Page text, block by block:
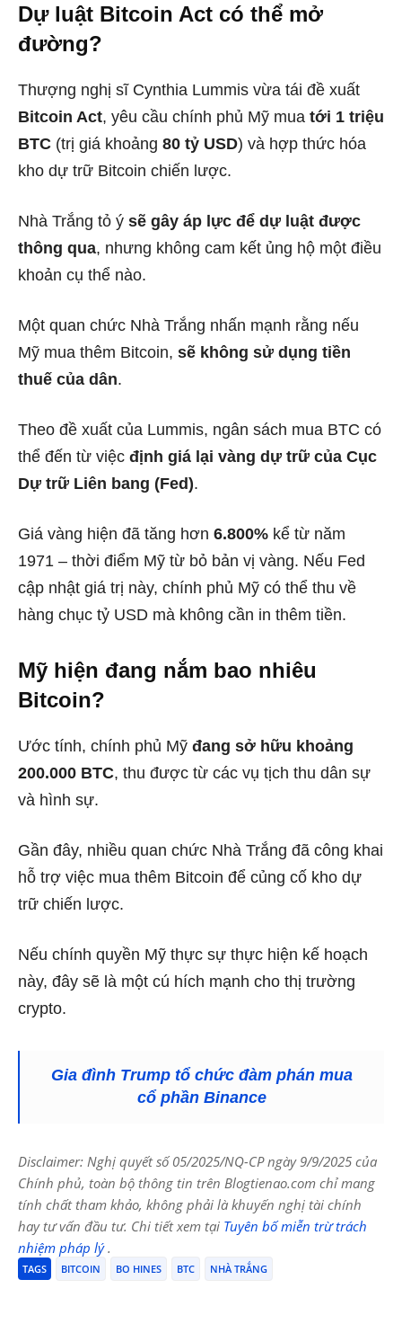
Dự luật Bitcoin Act có thể mở
đường?
Thượng nghị sĩ Cynthia Lummis vừa tái đề xuất
Bitcoin Act, yêu cầu chính phủ Mỹ mua tới 1 triệu
BTC (trị giá khoảng 80 tỷ USD) và hợp thức hóa
kho dự trữ Bitcoin chiến lược.
Nhà Trắng tỏ ý sẽ gây áp lực để dự luật được
thông qua, nhưng không cam kết ủng hộ một điều
khoản cụ thể nào.
Một quan chức Nhà Trắng nhấn mạnh rằng nếu
Mỹ mua thêm Bitcoin, sẽ không sử dụng tiền
thuế của dân.
Theo đề xuất của Lummis, ngân sách mua BTC có
thể đến từ việc định giá lại vàng dự trữ của Cục
Dự trữ Liên bang (Fed).
Giá vàng hiện đã tăng hơn 6.800% kể từ năm
1971 – thời điểm Mỹ từ bỏ bản vị vàng. Nếu Fed
cập nhật giá trị này, chính phủ Mỹ có thể thu về
hàng chục tỷ USD mà không cần in thêm tiền.
Mỹ hiện đang nắm bao nhiêu
Bitcoin?
Ước tính, chính phủ Mỹ đang sở hữu khoảng
200.000 BTC, thu được từ các vụ tịch thu dân sự
và hình sự.
Gần đây, nhiều quan chức Nhà Trắng đã công khai
hỗ trợ việc mua thêm Bitcoin để củng cố kho dự
trữ chiến lược.
Nếu chính quyền Mỹ thực sự thực hiện kế hoạch
này, đây sẽ là một cú hích mạnh cho thị trường
crypto.
Gia đình Trump tổ chức đàm phán mua
cổ phần Binance
Disclaimer: Nghị quyết số 05/2025/NQ-CP ngày 9/9/2025 của
Chính phủ, toàn bộ thông tin trên Blogtienao.com chỉ mang
tính chất tham khảo, không phải là khuyến nghị tài chính
hay tư vấn đầu tư. Chi tiết xem tại Tuyên bố miễn trừ trách
nhiệm pháp lý.
TAGS BITCOIN BO HINES BTC NHÀ TRẮNG